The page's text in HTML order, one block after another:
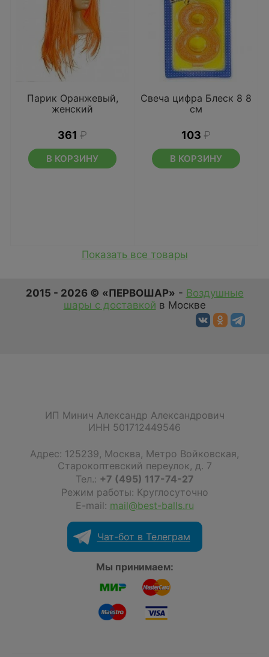
Парик Оранжевый,
женский
361 ₽
В КОРЗИНУ
Свеча цифра Блеск 8 8
см
103 ₽
В КОРЗИНУ
Показать все товары
2015 - 2026 © «ПЕРВОШАР» - Воздушные
шары с доставкой в Москве
ИП Минич Александр Александрович
ИНН 501712449546
Адрес: 125239, Москва, Метро Войковская,
Старокоптевский переулок, д. 7
Тел.: +7 (495) 117-74-27
Режим работы: Круглосуточно
E-mail: mail@best-balls.ru
Чат-бот в Телеграм
Мы принимаем: